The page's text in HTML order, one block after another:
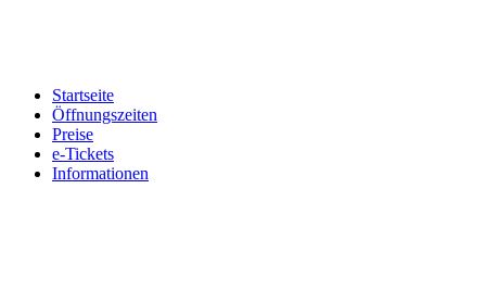
Startseite
Öffnungszeiten
Preise
e-Tickets
Informationen